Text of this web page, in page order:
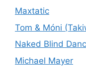
Maxtatic
Tom & Móni
Naked Blind
Michael Mayer